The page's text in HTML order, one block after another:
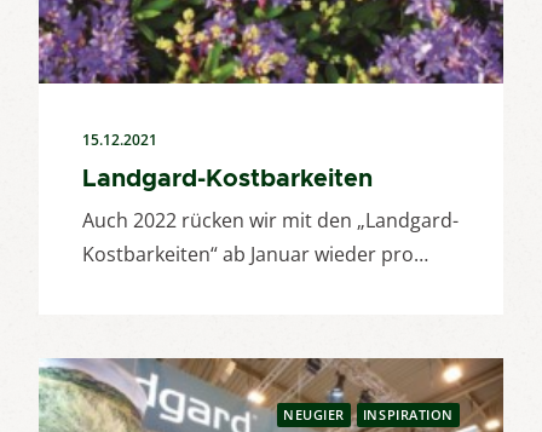
15.12.2021
Landgard-Kostbarkeiten
Auch 2022 rücken wir mit den „Landgard-
Kostbarkeiten“ ab Januar wieder pro…
NEUGIER INSPIRATION